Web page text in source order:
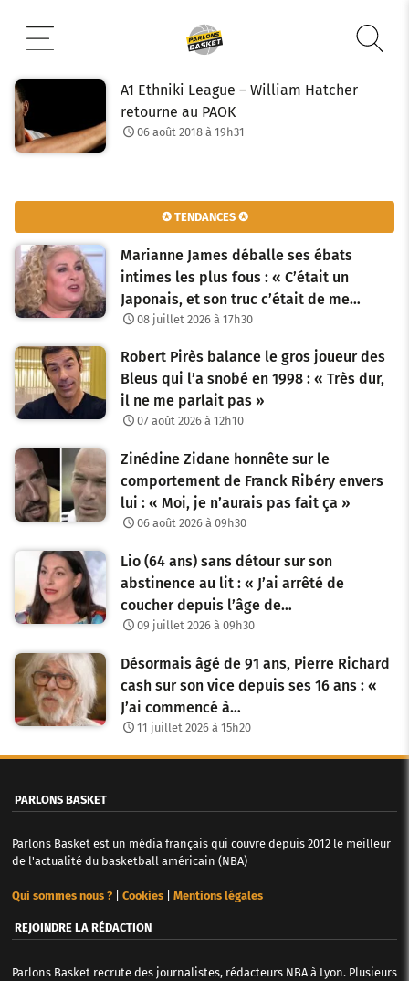
contenu
A1 Ethniki League – William Hatcher
retourne au PAOK
06 août 2018 à 19h31
✪ TENDANCES ✪
Marianne James déballe ses ébats
intimes les plus fous : « C’était un
Japonais, et son truc c’était de me…
08 juillet 2026 à 17h30
Robert Pirès balance le gros joueur des
Bleus qui l’a snobé en 1998 : « Très dur,
il ne me parlait pas »
07 août 2026 à 12h10
Zinédine Zidane honnête sur le
comportement de Franck Ribéry envers
lui : « Moi, je n’aurais pas fait ça »
06 août 2026 à 09h30
Lio (64 ans) sans détour sur son
abstinence au lit : « J’ai arrêté de
coucher depuis l’âge de…
09 juillet 2026 à 09h30
Désormais âgé de 91 ans, Pierre Richard
cash sur son vice depuis ses 16 ans : «
J’ai commencé à…
11 juillet 2026 à 15h20
PARLONS BASKET
Parlons Basket est un média français qui couvre depuis 2012 le meilleur
de l'actualité du basketball américain (NBA)
Qui sommes nous ?| Cookies| Mentions légales
REJOINDRE LA RÉDACTION
Parlons Basket recrute des journalistes, rédacteurs NBA à Lyon. Plusieurs